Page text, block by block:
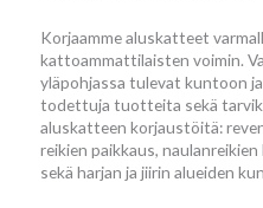
Korjaamme aluskatteet
kattoammattilaisten voimin.
yläpohjassa tulevat kuntoon
todettuja tuotteita sekä
aluskatteen korjaustöitä:
reikien paikkaus,
sekä harjan ja jiirin alueiden